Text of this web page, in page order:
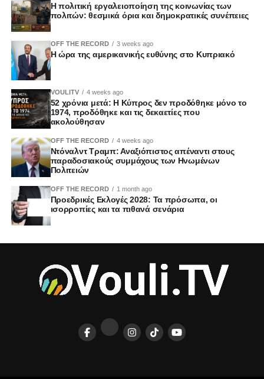
Η πολιτική εργαλειοποίηση της κοινωνίας των
πολιτών: θεσμικά όρια και δημοκρατικές συνέπειες
OFF THE RECORD 3 weeks ago
Η ώρα της αμερικανικής ευθύνης στο Κυπριακό
VOULITV 4 weeks ago
52 χρόνια μετά: Η Κύπρος δεν προδόθηκε μόνο το
1974, προδόθηκε και τις δεκαετίες που
ακολούθησαν
OFF THE RECORD 4 weeks ago
Ντόναλντ Τραμπ: Αναξιόπιστος απέναντι στους
παραδοσιακούς συμμάχους των Ηνωμένων
Πολιτειών
OFF THE RECORD 1 month ago
Προεδρικές Εκλογές 2028: Τα πρόσωπα, οι
ισορροπίες και τα πιθανά σενάρια